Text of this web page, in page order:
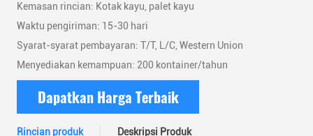
Kemasan rincian: Kotak kayu, palet kayu
Waktu pengiriman: 15-30 hari
Syarat-syarat pembayaran: T/T, L/C, Western Union
Menyediakan kemampuan: 200 kontainer/tahun
Dapatkan Harga Terbaik
Rincian produk Deskripsi Produk